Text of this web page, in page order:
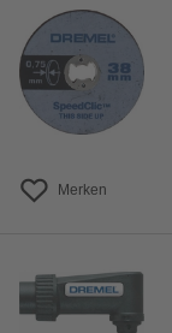
Merken